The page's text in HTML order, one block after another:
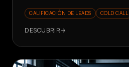
CALIFICACIÓN DE LEADS COLD CALL
DESCUBRIR